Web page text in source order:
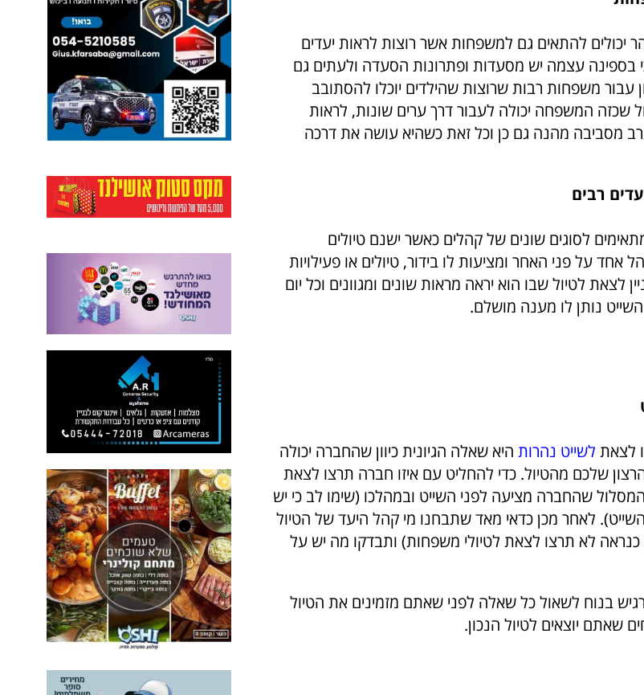
יכולים להתאים גם למשפחות אשר רוצות לראות יעדים
בספינה עצמה יש מסעדות ופתרונות הסעדה ולעתים גם
עבור משפחות רבות שרוצות שהילדים יוכלו להסתובב
שכזה המשפחה יכולה לעבור דרך ערים שונות, לראות
מסביבה מהנה גם כן וכל זאת כשהיא עושה את דרכה
רבים
לסוגים שונים של קהלים כאשר ישנם טיולים
אחד על פני האחר ומציעות לו בידור, טיולים או פעילויות
לצאת לטיול שבו הוא יראה מראות שונים ומגוונים וכל יום
נותן לו מענה מושלם.
לצאת לשייט נהרות היא שאלה הגיונית כיוון שהחברה יכולה
שלכם מהטיול. כדי להחליט עם איזו חברה תרצו לצאת
שהחברה מציעה לפני השייט ובמהלכו (שימו לב כי יש
לאחר מכן כדאי מאד שתבחנו מי קהל היעד של הטיול
כנראה לא תרצו לצאת לטיולי משפחות) ותבדקו מה יש על
בנוח לשאול כל שאלה לפני שאתם מזמינים את הטיול
שאתם יוצאים לטיול הנכון.